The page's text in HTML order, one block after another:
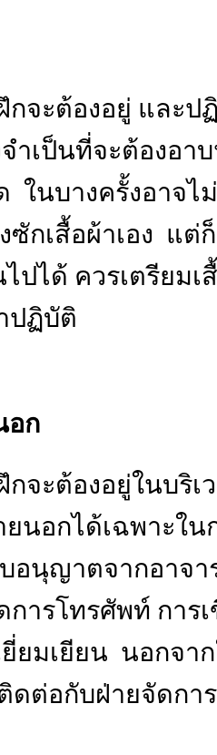
จะต้องอยู่ และป
ำเป็นที่จะต้องอา
ในบางครั้งอาจไ
ซักเสื้อผ้าเอง แต่
ปได้ ควรเตรียมเ
ปฏิบัติ
อก
จะต้องอยู่ในบริ
ยนอกได้เฉพาะใ
อนุญาตจากอาจ
การโทรศัพท์ การ
ยมเยียน นอกจา
ดต่อกับฝ่ายจัดการ